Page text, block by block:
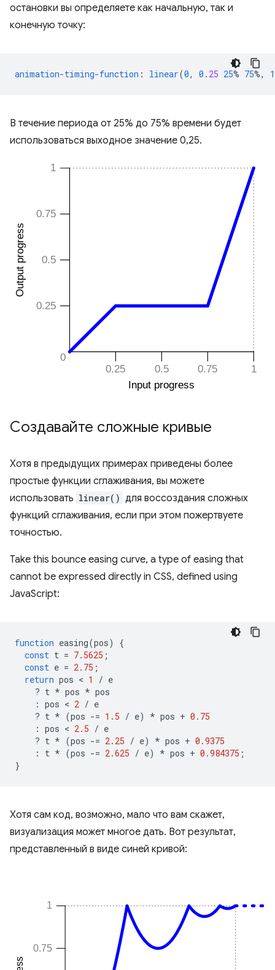
остановки вы определяете как начальную, так и
конечную точку:
animation-timing-function : linear(0, 0 . 25 25% 75%, 1
В течение периода от 25% до 75% времени будет
использоваться выходное значение 0,25.
Создавайте сложные кривые
Хотя в предыдущих примерах приведены более
простые функции сглаживания, вы можете
использовать linear() для воссоздания сложных
функций сглаживания, если при этом пожертвуете
точностью.
Take this bounce easing curve, a type of easing that
cannot be expressed directly in CSS, defined using
JavaScript:
function easing(pos)
{
const t = 7.5625 ;
const e = 2.75 ;
return pos < 1 / e
? t * pos * pos
: pos < 2 / e
? t * (pos -= 1.5 / e) * pos + 0.75
: pos < 2.5 / e
? t * (pos -= 2.25 / e) * pos + 0.9375
:
t * (pos -= 2.625 / e) * pos + 0.984375 ;
}
Хотя сам код, возможно, мало что вам скажет,
визуализация может многое дать. Вот результат,
представленный в виде синей кривой: